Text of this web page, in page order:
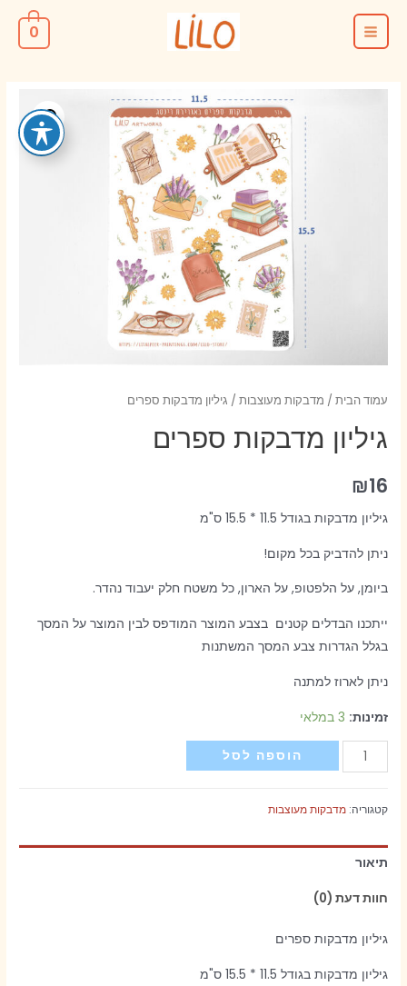
דילוג
MAIN
0
עמוד הבית / מדבקות מעוצבות / גיליון מדבקות ספרים
גיליון מדבקות ספרים
₪16
גיליון מדבקות בגודל 11.5 * 15.5 ס"מ
ניתן להדביק בכל מקום!
ביומן, על הלפטופ, על הארון, כל משטח חלק יעבוד נהדר.
ייתכנו הבדלים קטנים בצבע המוצר המודפס לבין המוצר על המסך
בגלל הגדרות צבע המסך המשתנות
ניתן לארוז למתנה
זמינות: 3 במלאי
כמות
של
מדבקות
ספרים
הוספה לסל
קטגוריה:מדבקות מעוצבות
תיאור
חוות דעת (0)
גיליון מדבקות ספרים
גיליון מדבקות בגודל 11.5 * 15.5 ס"מ